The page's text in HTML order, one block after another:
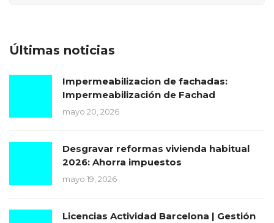
Últimas noticias
Impermeabilizacion de fachadas:
Impermeabilización de Fachad
mayo 20, 2026
Desgravar reformas vivienda habitual
2026: Ahorra impuestos
mayo 19, 2026
Licencias Actividad Barcelona | Gestión